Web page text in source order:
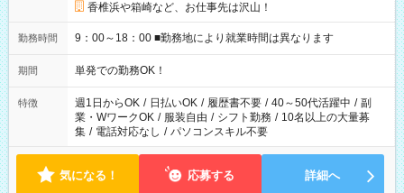
香椎浜や箱崎など、お仕事先は沢山！
勤務時間 9：00～18：00 ■勤務地により就業時間は異なります
期間 単発での勤務OK！
特徴 週1日からOK / 日払いOK / 履歴書不要 / 40～50代活躍中 / 副
業・WワークOK / 服装自由 / シフト勤務 / 10名以上の大量募
集 / 電話対応なし / パソコンスキル不要
気になる！ 応募する 詳細へ